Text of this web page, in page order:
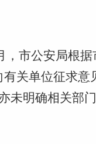
，市公安局根
关单位征求意
明确相关部门